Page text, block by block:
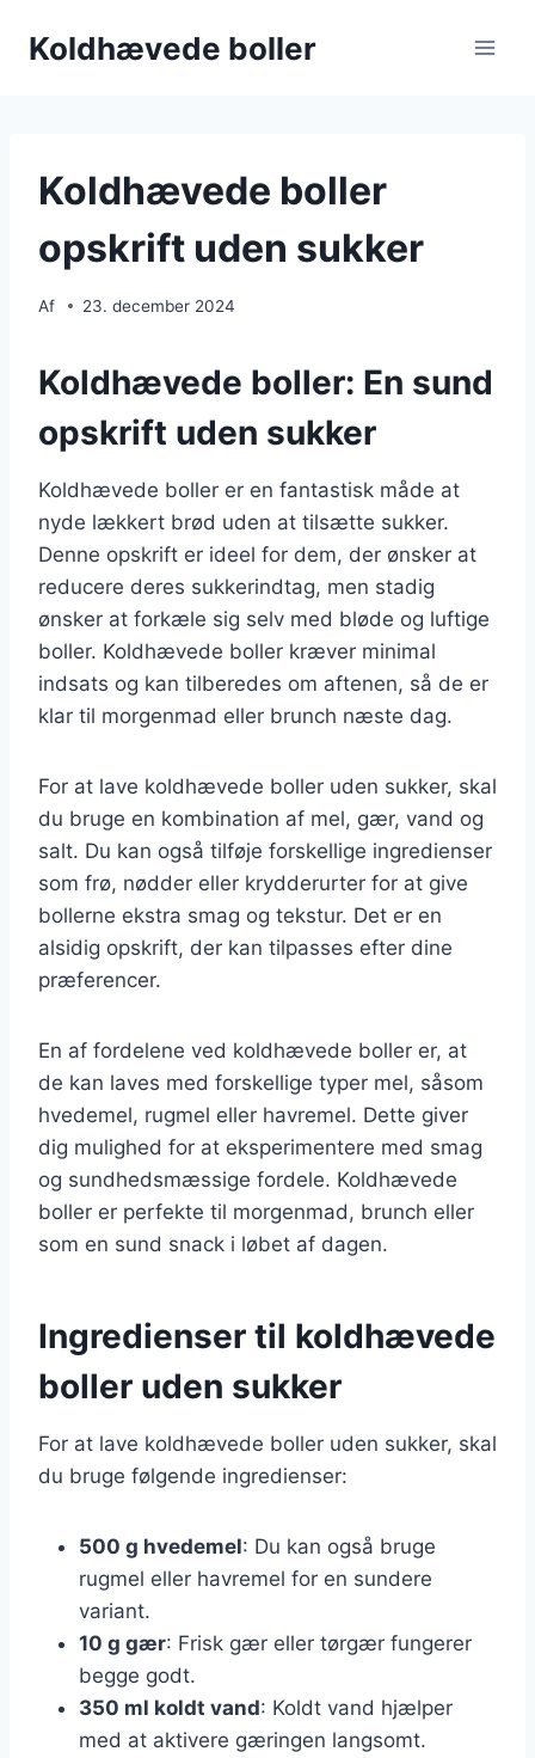
Koldhævede boller
Koldhævede boller
opskrift uden sukker
Af 23. december 2024
Koldhævede boller: En sund
opskrift uden sukker
Koldhævede boller er en fantastisk måde at
nyde lækkert brød uden at tilsætte sukker.
Denne opskrift er ideel for dem, der ønsker at
reducere deres sukkerindtag, men stadig
ønsker at forkæle sig selv med bløde og luftige
boller. Koldhævede boller kræver minimal
indsats og kan tilberedes om aftenen, så de er
klar til morgenmad eller brunch næste dag.
For at lave koldhævede boller uden sukker, skal
du bruge en kombination af mel, gær, vand og
salt. Du kan også tilføje forskellige ingredienser
som frø, nødder eller krydderurter for at give
bollerne ekstra smag og tekstur. Det er en
alsidig opskrift, der kan tilpasses efter dine
præferencer.
En af fordelene ved koldhævede boller er, at
de kan laves med forskellige typer mel, såsom
hvedemel, rugmel eller havremel. Dette giver
dig mulighed for at eksperimentere med smag
og sundhedsmæssige fordele. Koldhævede
boller er perfekte til morgenmad, brunch eller
som en sund snack i løbet af dagen.
Ingredienser til koldhævede
boller uden sukker
For at lave koldhævede boller uden sukker, skal
du bruge følgende ingredienser:
500 g hvedemel: Du kan også bruge
rugmel eller havremel for en sundere
variant.
10 g gær: Frisk gær eller tørgær fungerer
begge godt.
350 ml koldt vand: Koldt vand hjælper
med at aktivere gæringen langsomt.